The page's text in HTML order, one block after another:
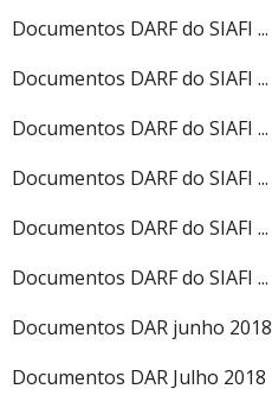
Documentos DARF do SIAFI ...
Documentos DARF do SIAFI ...
Documentos DARF do SIAFI ...
Documentos DARF do SIAFI ...
Documentos DARF do SIAFI ...
Documentos DARF do SIAFI ...
Documentos DAR junho 2018
Documentos DAR Julho 2018